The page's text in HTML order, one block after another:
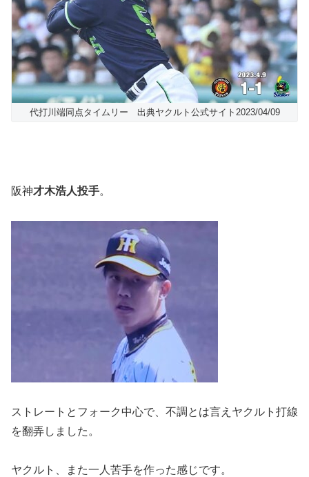
代打川端同点タイムリー 出典ヤクルト公式サイト2023/04/09
阪神才木浩人投手。
ストレートとフォーク中心で、不調とは言えヤクルト打線
を翻弄しました。
ヤクルト、また一人苦手を作った感じです。